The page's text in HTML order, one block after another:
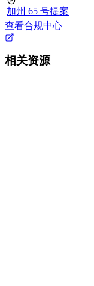
加州 65 号提案
查看合规中心
相关资源